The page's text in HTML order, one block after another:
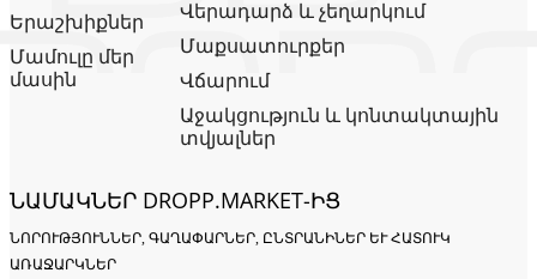
Երաշխիքներ
Մամուլը մեր
մասին
Վերադարձ և չեղարկում
Մաքսատուրքեր
Վճարում
Աջակցություն և կոնտակտային
տվյալներ
ՆԱՄԱԿՆԵՐ DROPP.MARKET-ԻՑ
ՆՈՐՈՒԹՅՈՒՆՆԵՐ, ԳԱՂԱՓԱՐՆԵՐ, ԸՆՏՐԱՆԻՆԵՐ ԵՒ ՀԱՏՈՒԿ Ա
ՌԱՋԱՐԿՆԵՐ